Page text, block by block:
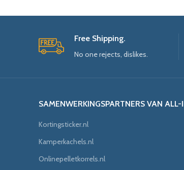
Free Shipping.
No one rejects, dislikes.
SAMENWERKINGSPARTNERS VAN ALL-
Kortingsticker.nl
Kamperkachels.nl
Onlinepelletkorrels.nl